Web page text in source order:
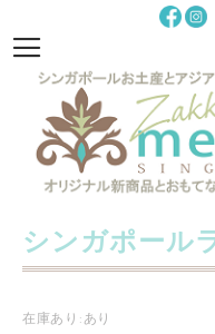
ン
ビ
呼
ぶ
在庫あり:あり
イ
メ
ジ
シンガポール
イ